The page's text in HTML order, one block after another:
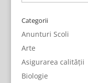
Categorii
Anunturi Scoli
Arte
Asigurarea calității
Biologie